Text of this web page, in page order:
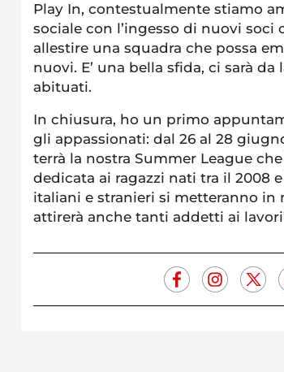
Play In, contestualmente stiamo
sociale con l’ingesso di nuovi soci
allestire una squadra che possa
nuovi. E’ una bella sfida, ci sarà
abituati.
In chiusura, ho un primo
gli appassionati: dal 26 al 28
terrà la nostra Summer League
dedicata ai ragazzi nati tra il 2008
italiani e stranieri si metteranno in
attirerà anche tanti addetti ai